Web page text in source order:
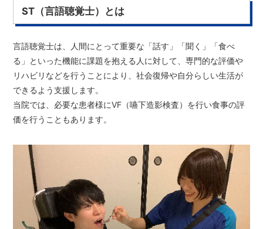
ST（言語聴覚士）とは
言語聴覚士は、人間にとって重要な「話す」「聞く」「食べ
る」といった機能に課題を抱える人に対して、専門的な評価や
リハビリなどを行うことにより、社会復帰や自分らしい生活が
できるよう支援します。
当院では、必要な患者様にVF（嚥下造影検査）を行い食事の評
価を行うこともあります。